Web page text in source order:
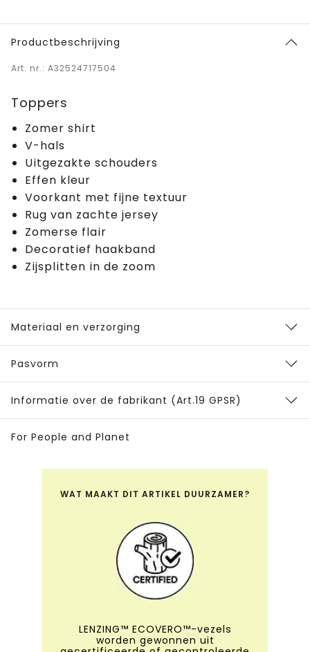
Productbeschrijving
Art. nr.: A32524717504
Toppers
Zomer shirt
V-hals
Uitgezakte schouders
Effen kleur
Voorkant met fijne textuur
Rug van zachte jersey
Zomerse flair
Decoratief haakband
Zijsplitten in de zoom
Materiaal en verzorging
Pasvorm
Informatie over de fabrikant (Art.19 GPSR)
For People and Planet
WAT MAAKT DIT ARTIKEL DUURZAMER?
LENZING™ ECOVERO™-vezels
worden gewonnen uit